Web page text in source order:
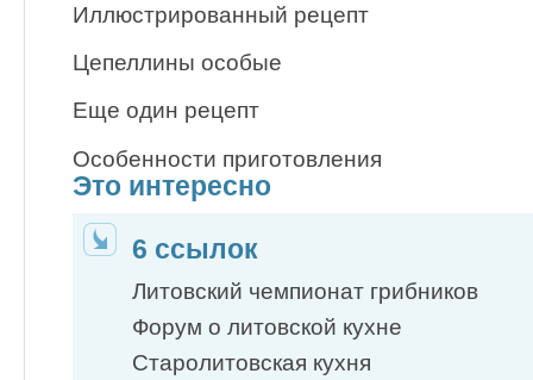
Иллюстрированный рецепт
Цепеллины особые
Еще один рецепт
Особенности приготовления
Это интересно
6 ссылок
Литовский чемпионат грибников
Форум о литовской кухне
Старолитовская кухня